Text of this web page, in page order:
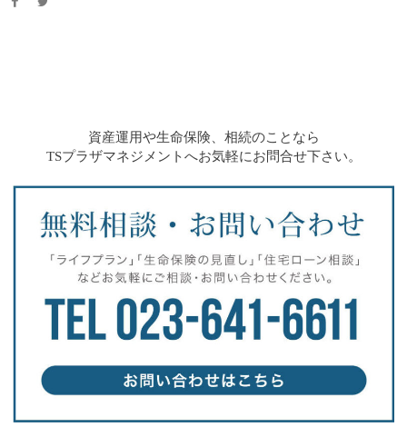
資産運用や生命保険、相続のことなら
TSプラザマネジメントへお気軽にお問合せ下さい。